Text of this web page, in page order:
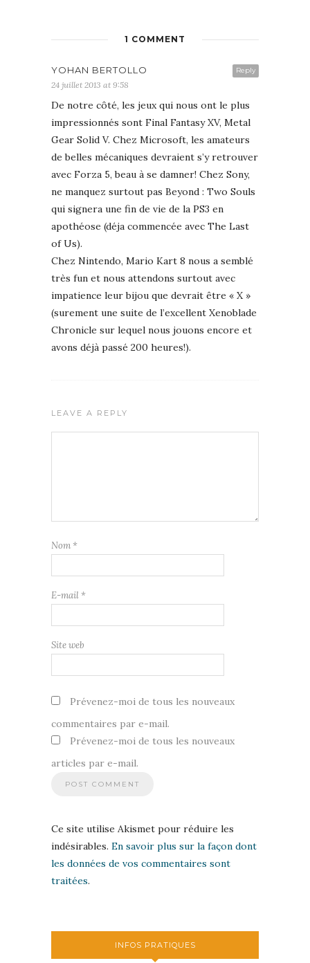
1 COMMENT
Reply
YOHAN BERTOLLO
24 juillet 2013 at 9:58
De notre côté, les jeux qui nous ont le plus
impressionnés sont Final Fantasy XV, Metal
Gear Solid V. Chez Microsoft, les amateurs
de belles mécaniques devraient s’y retrouver
avec Forza 5, beau à se damner! Chez Sony,
ne manquez surtout pas Beyond : Two Souls
qui signera une fin de vie de la PS3 en
apothéose (déja commencée avec The Last
of Us).
Chez Nintendo, Mario Kart 8 nous a semblé
très fun et nous attendons surtout avec
impatience leur bijou que devrait être « X »
(surement une suite de l’excellent Xenoblade
Chronicle sur lequel nous jouons encore et
avons déjà passé 200 heures!).
LEAVE A REPLY
Nom *
E-mail *
Site web
Prévenez-moi de tous les nouveaux
commentaires par e-mail.
Prévenez-moi de tous les nouveaux
articles par e-mail.
Ce site utilise Akismet pour réduire les
indésirables. En savoir plus sur la façon dont
les données de vos commentaires sont
traitées.
INFOS PRATIQUES